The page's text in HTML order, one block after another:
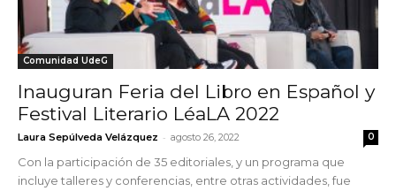
Comunidad UdeG
Inauguran Feria del Libro en Español y
Festival Literario LéaLA 2022
Laura Sepúlveda Velázquez - agosto 26, 2022 0
Con la participación de 35 editoriales, y un programa que
incluye talleres y conferencias, entre otras actividades, fue